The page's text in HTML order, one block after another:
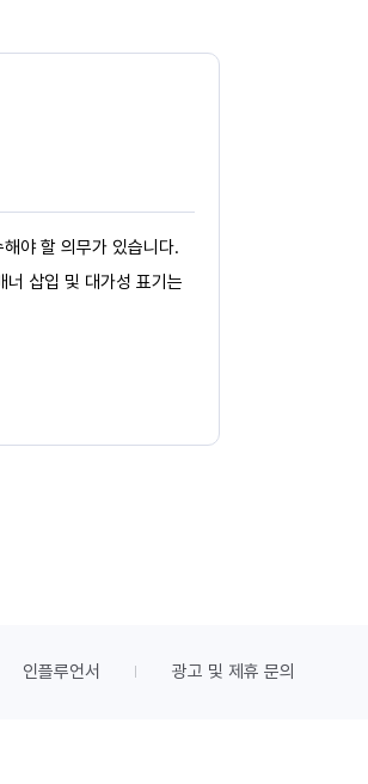
야 할 의무가 있습니다.
삽입 및 대가성 표기는
인플루언서 광고 및 제휴 문의